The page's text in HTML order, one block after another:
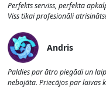
Perfekts serviss, perfekta
Viss tikai profesionāli
Andris
Paldies par ātro piegādi un
nebojāta. Priecājos par laivas